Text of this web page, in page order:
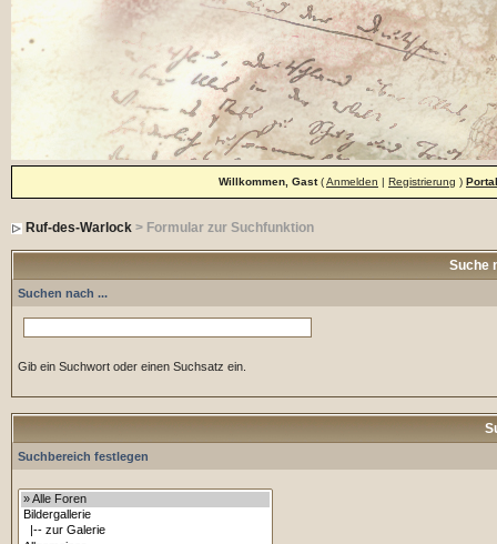
Willkommen, Gast(Anmelden | Registrierung ) Portal
Ruf-des-Warlock> Formular zur Suchfunktion
Suche
Suchen nach ...
Gib ein Suchwort oder einen Suchsatz ein.
Suchbereich festlegen